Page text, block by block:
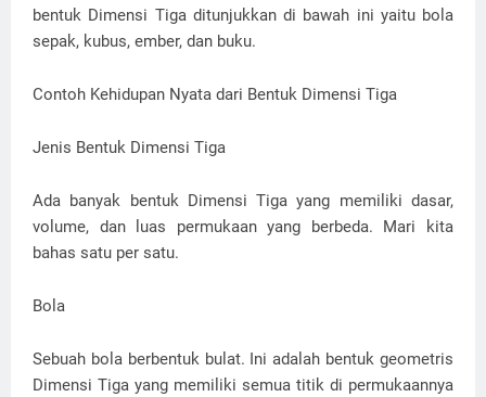
bentuk Dimensi Tiga ditunjukkan di bawah ini yaitu bola
sepak, kubus, ember, dan buku.
Contoh Kehidupan Nyata dari Bentuk Dimensi Tiga
Jenis Bentuk Dimensi Tiga
Ada banyak bentuk Dimensi Tiga yang memiliki dasar,
volume, dan luas permukaan yang berbeda. Mari kita
bahas satu per satu.
Bola
Sebuah bola berbentuk bulat. Ini adalah bentuk geometris
Dimensi Tiga yang memiliki semua titik di permukaannya